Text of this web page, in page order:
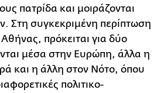
πατρίδα και μοιράζονται
Στη συγκεκριμένη περίπτωση
πρόκειται για δύο
μέσα στην Ευρώπη, άλλα η
και η άλλη στον Νότο, όπου
πολιτικο-